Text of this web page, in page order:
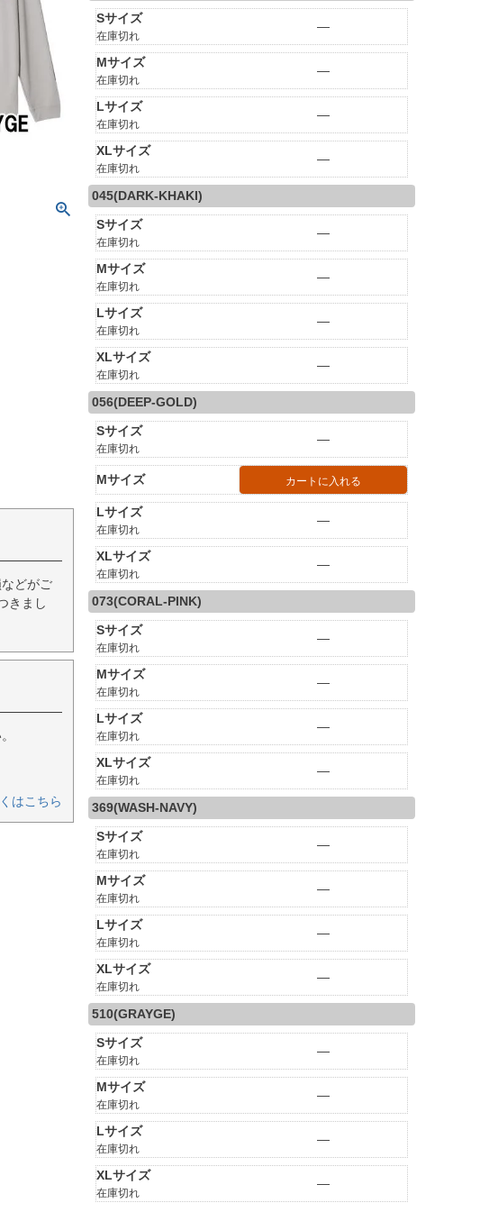
どがご
きまし
はこちら
Sサイズ
在庫切れ
—
Mサイズ
在庫切れ
—
Lサイズ
在庫切れ
—
XLサイズ
在庫切れ
—
045(DARK-KHAKI)
Sサイズ
在庫切れ
—
Mサイズ
在庫切れ
—
Lサイズ
在庫切れ
—
XLサイズ
在庫切れ
—
056(DEEP-GOLD)
Sサイズ
在庫切れ
—
Mサイズ カートに入れる
Lサイズ
在庫切れ
—
XLサイズ
在庫切れ
—
073(CORAL-PINK)
Sサイズ
在庫切れ
—
Mサイズ
在庫切れ
—
Lサイズ
在庫切れ
—
XLサイズ
在庫切れ
—
369(WASH-NAVY)
Sサイズ
在庫切れ
—
Mサイズ
在庫切れ
—
Lサイズ
在庫切れ
—
XLサイズ
在庫切れ
—
510(GRAYGE)
Sサイズ
在庫切れ
—
Mサイズ
在庫切れ
—
Lサイズ
在庫切れ
—
XLサイズ
在庫切れ
—